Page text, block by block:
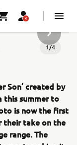
1/4
DALŠÍ
Son’ created by
this summer to
is now the first
their take on the
range. The